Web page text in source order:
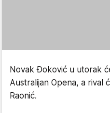
Novak Đoković u utorak
Australijan Opena, a rival
Raonić.